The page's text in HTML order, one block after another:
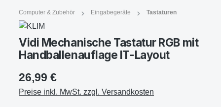
Computer & Zubehör Eingabegeräte Tastaturen
Vidi Mechanische Tastatur RGB mit
Handballenauflage IT-Layout
26,99 €
Preise inkl. MwSt. zzgl. Versandkosten